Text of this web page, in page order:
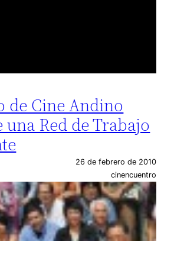
de Cine Andino
Red de Trabajo
26 de febrero de 2010
cinencuentro